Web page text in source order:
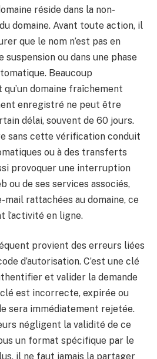
réside dans la non-
domaine. Avant toute action, il
que le nom n’est pas en
suspension ou dans une phase
Beaucoup
domaine fraîchement
enregistré ne peut être
délai, souvent de 60 jours.
sans cette vérification conduit
ou à des transferts
provoquer une interruption
ou de ses services associés,
mail rattachées au domaine, ce
l’activité en ligne.
provient des erreurs liées
d’autorisation. C’est une clé
et valider la demande
est incorrecte, expirée ou
sera immédiatement rejetée.
négligent la validité de ce
un format spécifique par le
il ne faut jamais la partager